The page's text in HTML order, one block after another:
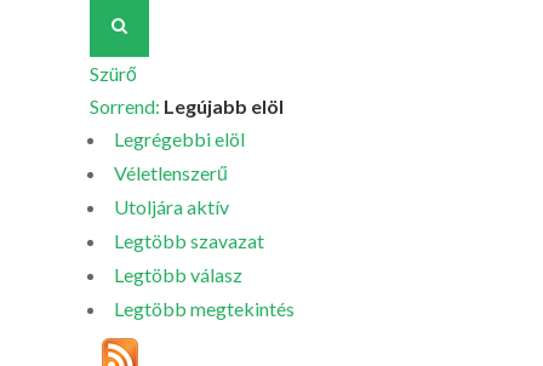
Szürő
Sorrend: Legújabb elöl
Legrégebbi elöl
Véletlenszerű
Utoljára aktív
Legtöbb szavazat
Legtöbb válasz
Legtöbb megtekintés